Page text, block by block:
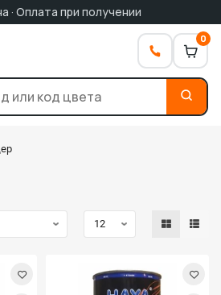
· Оплата при получении
0